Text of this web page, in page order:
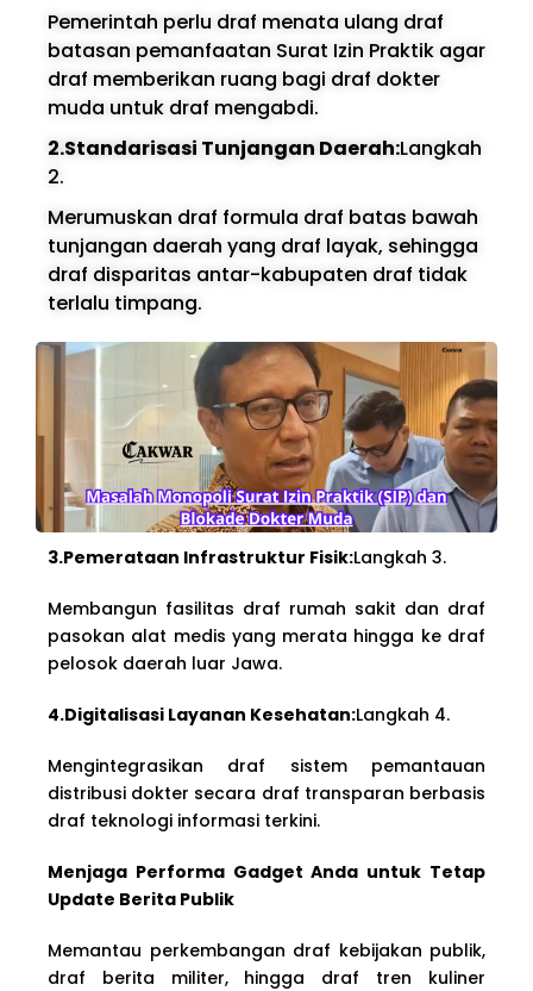
Pemerintah perlu draf menata ulang draf
batasan pemanfaatan Surat Izin Praktik agar
draf memberikan ruang bagi draf dokter
muda untuk draf mengabdi.
2.Standarisasi Tunjangan Daerah:Langkah
2.
Merumuskan draf formula draf batas bawah
tunjangan daerah yang draf layak, sehingga
draf disparitas antar-kabupaten draf tidak
terlalu timpang.
3.Pemerataan Infrastruktur Fisik:Langkah 3.
Membangun fasilitas draf rumah sakit dan draf
pasokan alat medis yang merata hingga ke draf
pelosok daerah luar Jawa.
4.Digitalisasi Layanan Kesehatan:Langkah 4.
Mengintegrasikan draf sistem pemantauan
distribusi dokter secara draf transparan berbasis
draf teknologi informasi terkini.
Menjaga Performa Gadget Anda untuk Tetap
Update Berita Publik
Memantau perkembangan draf kebijakan publik,
draf berita militer, hingga draf tren kuliner